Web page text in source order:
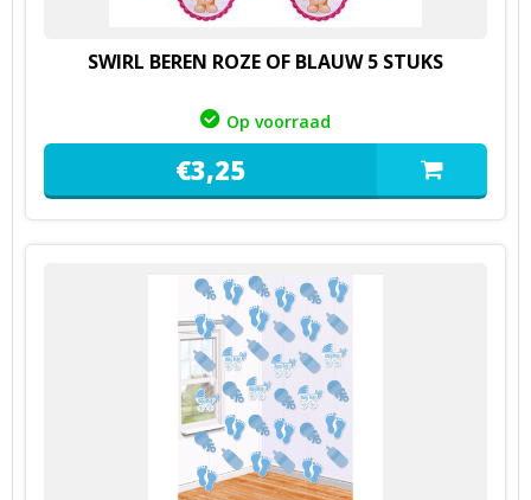
SWIRL BEREN ROZE OF BLAUW 5 STUKS
Op voorraad
€3,25